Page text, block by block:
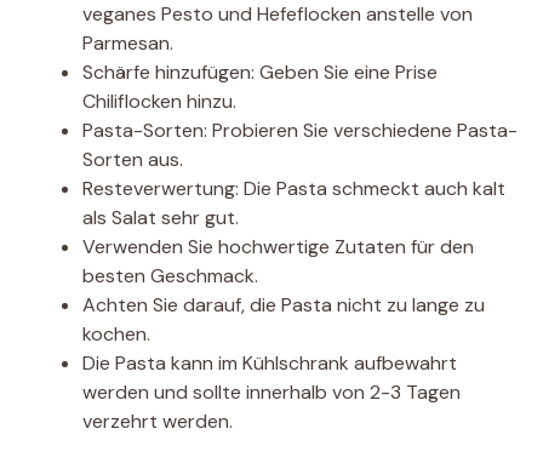
veganes Pesto und Hefeflocken anstelle von
Parmesan.
Schärfe hinzufügen: Geben Sie eine Prise
Chiliflocken hinzu.
Pasta-Sorten: Probieren Sie verschiedene Pasta-
Sorten aus.
Resteverwertung: Die Pasta schmeckt auch kalt
als Salat sehr gut.
Verwenden Sie hochwertige Zutaten für den
besten Geschmack.
Achten Sie darauf, die Pasta nicht zu lange zu
kochen.
Die Pasta kann im Kühlschrank aufbewahrt
werden und sollte innerhalb von 2-3 Tagen
verzehrt werden.